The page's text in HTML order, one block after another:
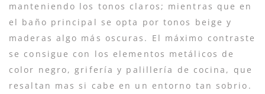
manteniendo los tonos claros; mientras que en
el baño principal se opta por tonos beige y
maderas algo más oscuras. El máximo contraste
se consigue con los elementos metálicos de
color negro, grifería y palillería de cocina, que
resaltan mas si cabe en un entorno tan sobrio.